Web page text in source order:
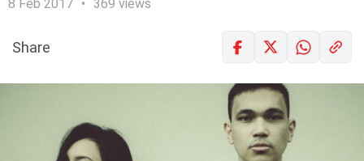
8 Feb 2017 369 views
Share